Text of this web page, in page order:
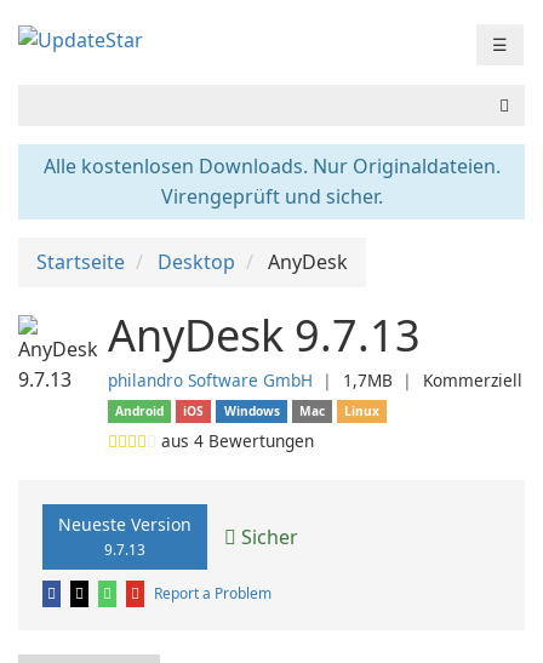
☰
Alle kostenlosen Downloads. Nur Originaldateien.
Virengeprüft und sicher.
Startseite Desktop AnyDesk
AnyDesk 9.7.13
philandro Software GmbH ❘ 1,7MB ❘ Kommerziell
Android iOS Windows Mac Linux
aus 4 Bewertungen
Neueste Version
9.7.13 Sicher
Report a Problem